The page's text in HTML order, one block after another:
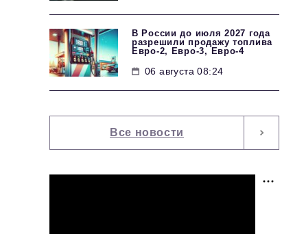
В России до июля 2027 года
разрешили продажу топлива
Евро-2, Евро-3, Евро-4
06 августа 08:24
Все новости